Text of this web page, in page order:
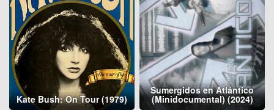
Kate Bush: On Tour (1979)
Sumergidos en Atlántico
(Minidocumental) (2024)